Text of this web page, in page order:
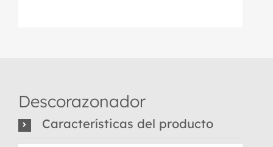
Descorazonador
Características del producto